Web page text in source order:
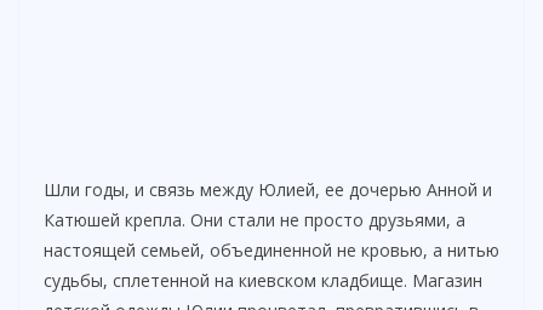
Шли годы, и связь между Юлией, ее дочерью Анной и
Катюшей крепла. Они стали не просто друзьями, а
настоящей семьей, объединенной не кровью, а нитью
судьбы, сплетенной на киевском кладбище. Магазин